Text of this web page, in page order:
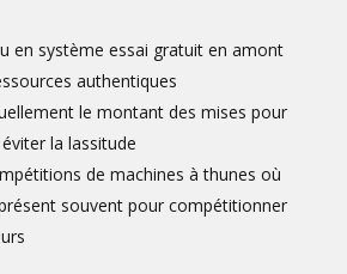
en système essai gratuit en amont
authentiques
le montant des mises pour
la lassitude
de machines à thunes où
souvent pour compétitionner